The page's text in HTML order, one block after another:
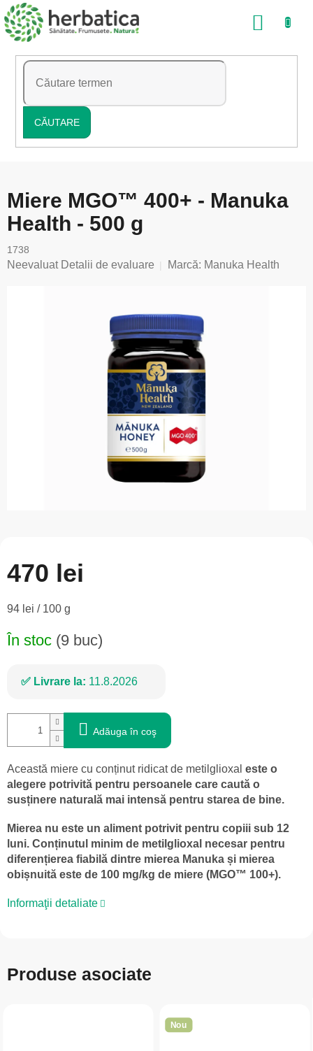
Treci
la
conținut
CĂUTARE
COŞ
Miere MGO™ 400+ - Manuka
Health - 500 g
1738
Evaluarea
Neevaluat Detalii de evaluare Marcă: Manuka Health
470 lei
Evaluare
94 lei / 100 g
În stoc (9 buc)
Livrare la: 11.8.2026
Adăuga în coş
Această miere cu conținut ridicat de metilglioxal este o
alegere potrivită pentru persoanele care caută o
susținere naturală mai intensă pentru starea de bine.
Mierea nu este un aliment potrivit pentru copiii sub 12
luni. Conținutul minim de metilglioxal necesar pentru
diferențierea fiabilă dintre mierea Manuka și mierea
obișnuită este de 100 mg/kg de miere (MGO™ 100+).
Informaţii detaliate
Produse asociate
Nou